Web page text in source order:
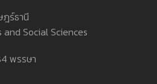
ร์ธานี
Social Sciences
พรรษา